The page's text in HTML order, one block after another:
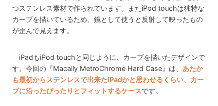
つステンレス素材で作られています。またiPod touchは独特な
カーブを描いているため、鏡として使うと反射して映ったもの
が歪んで見えます。
iPadもiPod touchと同じように、カーブを描いたデザインで
す。今回の『Macally MetroChrome Hard Case』は、 あたか
も最初からステンレスで出来たiPadかと思わせるくらい、カー
ブに沿ったぴったりとフィットするケースです。